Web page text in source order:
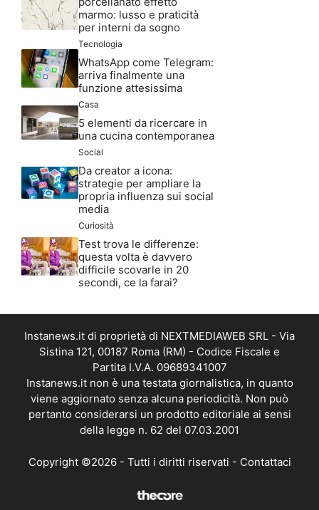
marmo: lusso e praticità
per interni da sogno
Tecnologia
WhatsApp come Telegram:
arriva finalmente una
funzione attesissima
Casa
5 elementi da ricercare in
una cucina contemporanea
Social
Da creator a icona:
strategie per ampliare la
propria influenza sui social
media
Curiosità
Test trova le differenze:
questa volta è davvero
difficile scovarle in 20
secondi, ce la farai?
Instanews.it di proprietà di NEXTMEDIAWEB SRL - Via
Sistina 121, 00187 Roma (RM) - Codice Fiscale e
Partita I.V.A. 09689341007
Instanews.it non è una testata giornalistica, in quanto
viene aggiornato senza alcuna periodicità. Non può
pertanto considerarsi un prodotto editoriale ai sensi
della legge n. 62 del 07.03.2001
Copyright ©2026 - Tutti i diritti riservati - Contattaci